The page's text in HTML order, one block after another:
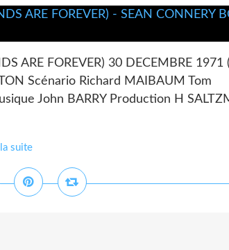
ARE FOREVER) 30 DECEMBRE 1971
Scénario Richard MAIBAUM Tom
John BARRY Production H
suite